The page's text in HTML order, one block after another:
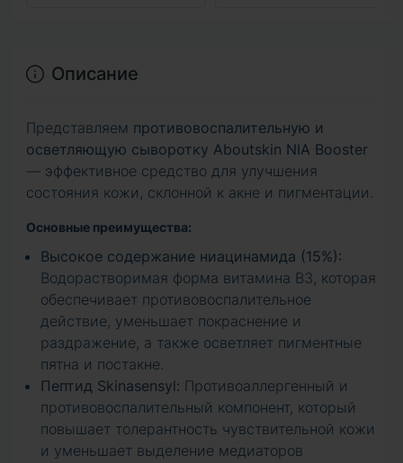
Описание
Представляем противовоспалительную и
осветляющую сыворотку Aboutskin NIA Booster
— эффективное средство для улучшения
состояния кожи, склонной к акне и пигментации.
Основные преимущества:
Высокое содержание ниацинамида (15%):
Водорастворимая форма витамина B3, которая
обеспечивает противовоспалительное
действие, уменьшает покраснение и
раздражение, а также осветляет пигментные
пятна и постакне.
Пептид Skinasensyl: Противоаллергенный и
противовоспалительный компонент, который
повышает толерантность чувствительной кожи
и уменьшает выделение медиаторов